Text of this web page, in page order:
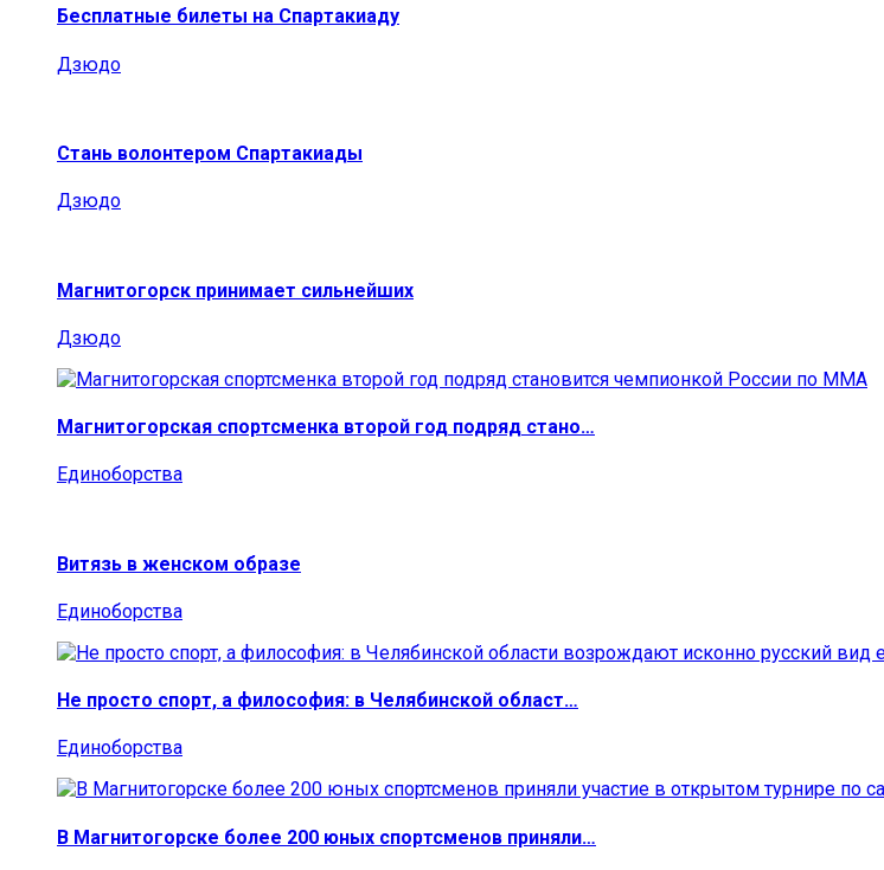
Бесплатные билеты на Спартакиаду
Дзюдо
Стань волонтером Спартакиады
Дзюдо
Магнитогорск принимает сильнейших
Дзюдо
Магнитогорская спортсменка второй год подряд стано…
Единоборства
Витязь в женском образе
Единоборства
Не просто спорт, а философия: в Челябинской област…
Единоборства
В Магнитогорске более 200 юных спортсменов приняли…